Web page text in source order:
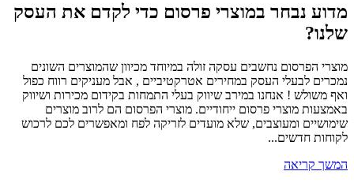
מדוע נבחר במוצרי פרסום כדי לקדם את העסק
שלנו?
מוצרי הפרסום נחשבים עסקה זולה במיוחד מכיוון שהמוצרים השונים
נמכרים לבעלי העסק במחירים אטרקטיביים , אבל מעניקים רווח כפול
ואף משולש ! אנחנו במירב שיווק בעלי התמחות בקידום מכירות ושיווק
באמצעות מוצרי פרסום ייחודיים. מוצרי הפרסום הם לרוב מוצרים
שימושיים ומעוצבים, שלא מועדים לזריקה לפח ומאפשרים לכם לרכוש
לקוחות חדשים...
המשך קריאה